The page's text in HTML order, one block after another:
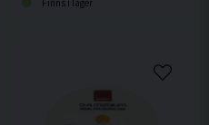
Finns i lager